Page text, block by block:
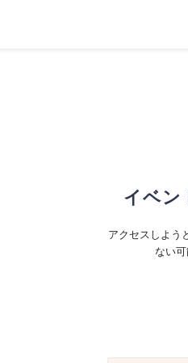
イベン
アクセスしよう
ない